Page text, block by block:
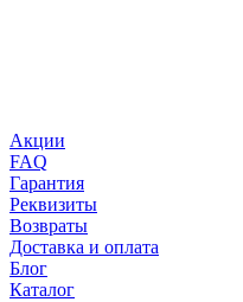
Акции
FAQ
Гарантия
Реквизиты
Возвраты
Доставка и оплата
Блог
Каталог